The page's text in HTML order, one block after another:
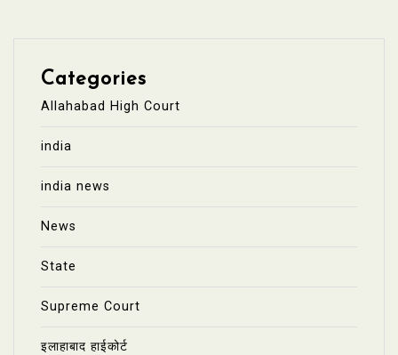
Categories
Allahabad High Court
india
india news
News
State
Supreme Court
इलाहाबाद हाईकोर्ट